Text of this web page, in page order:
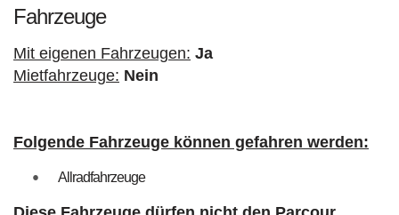
Fahrzeuge
Mit eigenen Fahrzeugen: Ja
Mietfahrzeuge: Nein
Folgende Fahrzeuge können gefahren werden:
Allradfahrzeuge